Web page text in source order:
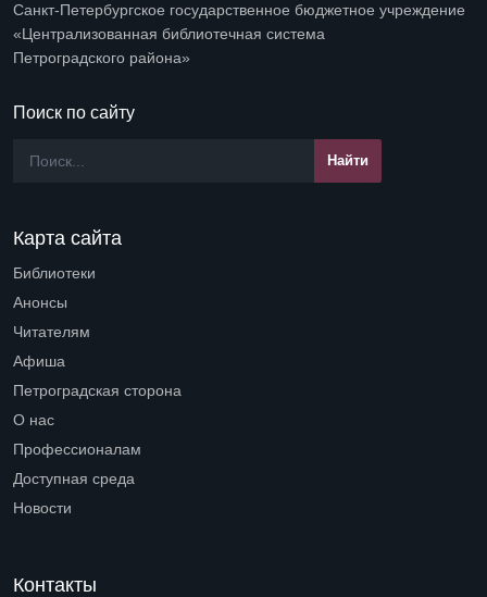
Санкт-Петербургское государственное бюджетное учреждение
«Централизованная библиотечная система
Петроградского района»
Поиск по сайту
Карта сайта
Библиотеки
Анонсы
Читателям
Афиша
Петроградская сторона
О нас
Профессионалам
Доступная среда
Новости
Контакты